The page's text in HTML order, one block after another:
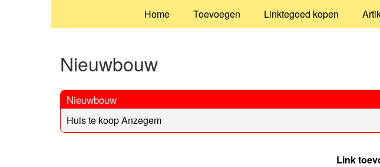
Home Toevoegen Linktegoed kopen
Nieuwbouw
Nieuwbouw
Huis te koop Anzegem
Link